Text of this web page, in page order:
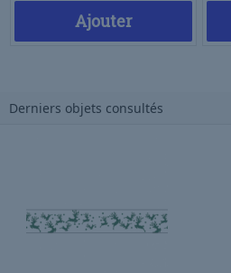
Ajouter
Derniers objets consultés